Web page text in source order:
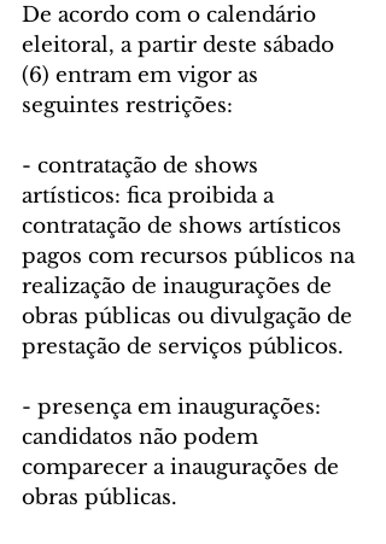
De acordo com o calendário
eleitoral, a partir deste sábado
(6) entram em vigor as
seguintes restrições:
- contratação de shows
artísticos: fica proibida a
contratação de shows artísticos
pagos com recursos públicos na
realização de inaugurações de
obras públicas ou divulgação de
prestação de serviços públicos.
- presença em inaugurações:
candidatos não podem
comparecer a inaugurações de
obras públicas.